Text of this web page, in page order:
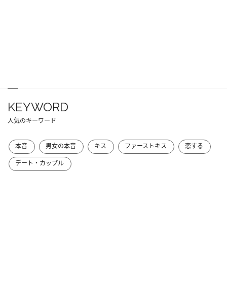
KEYWORD
人気のキーワード
本音 男女の本音 キス ファーストキス
恋する
デート・カップル